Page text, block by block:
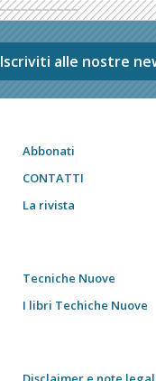
Iscriviti alle nostre
Abbonati
CONTATTI
La rivista
Tecniche Nuove
I libri Techiche Nuove